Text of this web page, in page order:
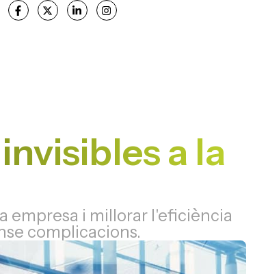
a la
empresa i millorar l'eficiència
complicacions.